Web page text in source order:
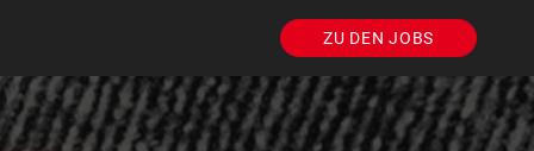
ZU DEN JOBS